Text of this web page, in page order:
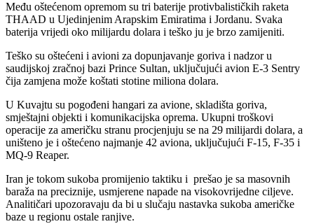
Među oštećenom opremom su tri baterije protivbalističkih raketa
THAAD u Ujedinjenim Arapskim Emiratima i Jordanu. Svaka
baterija vrijedi oko milijardu dolara i teško ju je brzo zamijeniti.
Teško su oštećeni i avioni za dopunjavanje goriva i nadzor u
saudijskoj zračnoj bazi Prince Sultan, uključujući avion E-3 Sentry
čija zamjena može koštati stotine miliona dolara.
U Kuvajtu su pogođeni hangari za avione, skladišta goriva,
smještajni objekti i komunikacijska oprema. Ukupni troškovi
operacije za američku stranu procjenjuju se na 29 milijardi dolara, a
uništeno je i oštećeno najmanje 42 aviona, uključujući F-15, F-35 i
MQ-9 Reaper.
Iran je tokom sukoba promijenio taktiku i prešao je sa masovnih
baraža na preciznije, usmjerene napade na visokovrijedne ciljeve.
Analitičari upozoravaju da bi u slučaju nastavka sukoba američke
baze u regionu ostale ranjive.